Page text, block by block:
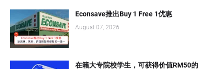
Econsave推出Buy 1 Free 1优惠
August 07, 2026
在籍大专院校学生，可获得价值RM50的